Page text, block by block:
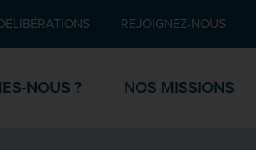
REJOIGNEZ-NOUS
NOUS ? NOS MISSIONS